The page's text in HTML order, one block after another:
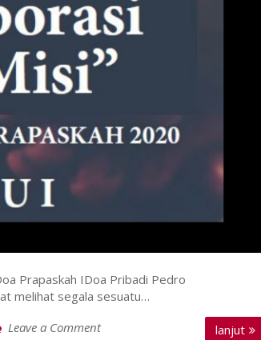
Prapaskah IDoa Pribadi Pedro
melihat segala sesuatu…
lanjut
Leave a Commenton